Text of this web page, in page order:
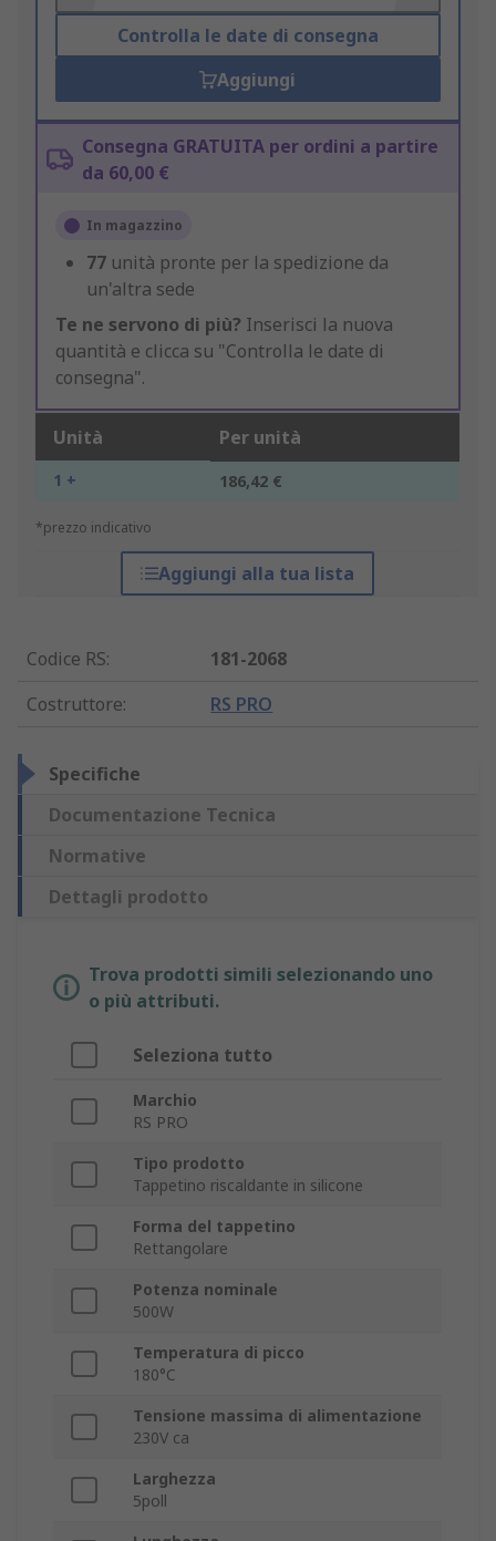
Controlla le date di consegna
Aggiungi
Consegna GRATUITA per ordini a partire
da 60,00 €
In magazzino
77 unità pronte per la spedizione da
un'altra sede
Te ne servono di più? Inserisci la nuova
quantità e clicca su "Controlla le date di
consegna".
Unità Per unità
1 + 186,42 €
*prezzo indicativo
Aggiungi alla tua lista
Codice RS:
181-2068
Costruttore: RS PRO
Specifiche
Documentazione Tecnica
Normative
Dettagli prodotto
Trova prodotti simili selezionando uno
o più attributi.
Seleziona tutto
Marchio
RS PRO
Tipo prodotto
Tappetino riscaldante in silicone
Forma del tappetino
Rettangolare
Potenza nominale
500W
Temperatura di picco
180°C
Tensione massima di alimentazione
230V ca
Larghezza
5poll